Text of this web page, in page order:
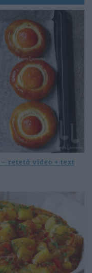
rețetă video + text